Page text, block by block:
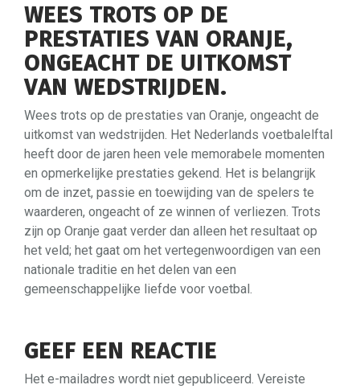
WEES TROTS OP DE
PRESTATIES VAN ORANJE,
ONGEACHT DE UITKOMST
VAN WEDSTRIJDEN.
Wees trots op de prestaties van Oranje, ongeacht de
uitkomst van wedstrijden. Het Nederlands voetbalelftal
heeft door de jaren heen vele memorabele momenten
en opmerkelijke prestaties gekend. Het is belangrijk
om de inzet, passie en toewijding van de spelers te
waarderen, ongeacht of ze winnen of verliezen. Trots
zijn op Oranje gaat verder dan alleen het resultaat op
het veld; het gaat om het vertegenwoordigen van een
nationale traditie en het delen van een
gemeenschappelijke liefde voor voetbal.
GEEF EEN REACTIE
Het e-mailadres wordt niet gepubliceerd. Vereiste